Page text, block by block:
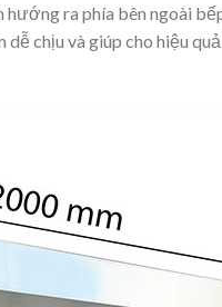
ra phía bên ngoài
chịu và giúp cho hiệu